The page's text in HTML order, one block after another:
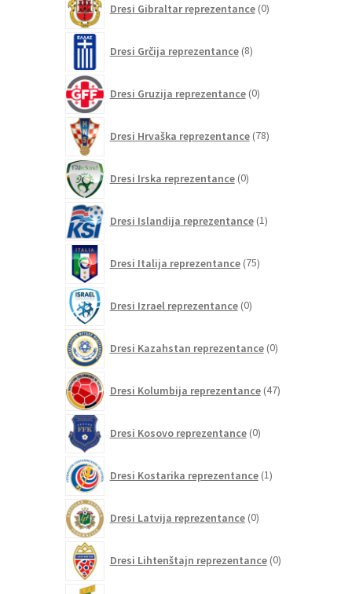
Dresi Gibraltar reprezentance 0izdelkov
Dresi Grčija reprezentance 8izdelkov
Dresi Gruzija reprezentance 0izdelkov
Dresi Hrvaška reprezentance 78izdelkov
Dresi Irska reprezentance 0izdelkov
Dresi Islandija reprezentance 1izdelek
Dresi Italija reprezentance 75izdelkov
Dresi Izrael reprezentance 0izdelkov
Dresi Kazahstan reprezentance 0izdelkov
Dresi Kolumbija reprezentance 47izdelkov
Dresi Kosovo reprezentance 0izdelkov
Dresi Kostarika reprezentance 1izdelek
Dresi Latvija reprezentance 0izdelkov
Dresi Lihtenštajn reprezentance 0izdelkov